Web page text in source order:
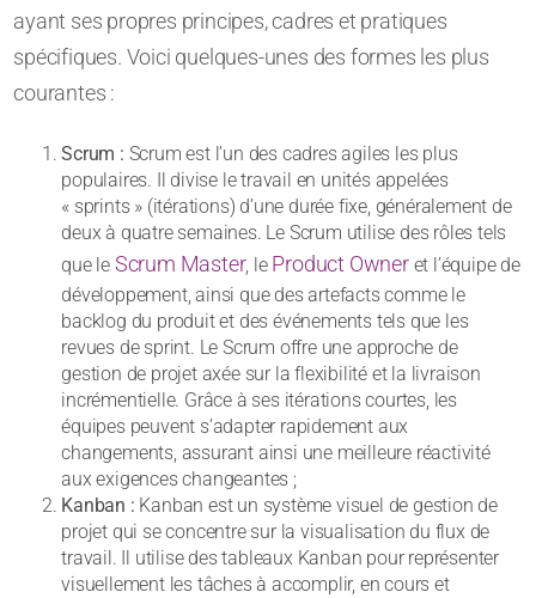
ayant ses propres principes, cadres et pratiques
spécifiques. Voici quelques-unes des formes les plus
courantes :
Scrum : Scrum est l’un des cadres agiles les plus
populaires. Il divise le travail en unités appelées
« sprints » (itérations) d’une durée fixe, généralement de
deux à quatre semaines. Le Scrum utilise des rôles tels
que le Scrum Master, le Product Owneret l’équipe de
développement, ainsi que des artefacts comme le
backlog du produit et des événements tels que les
revues de sprint. Le Scrum offre une approche de
gestion de projet axée sur la flexibilité et la livraison
incrémentielle. Grâce à ses itérations courtes, les
équipes peuvent s’adapter rapidement aux
changements, assurant ainsi une meilleure réactivité
aux exigences changeantes ;
Kanban : Kanban est un système visuel de gestion de
projet qui se concentre sur la visualisation du flux de
travail. Il utilise des tableaux Kanban pour représenter
visuellement les tâches à accomplir, en cours et